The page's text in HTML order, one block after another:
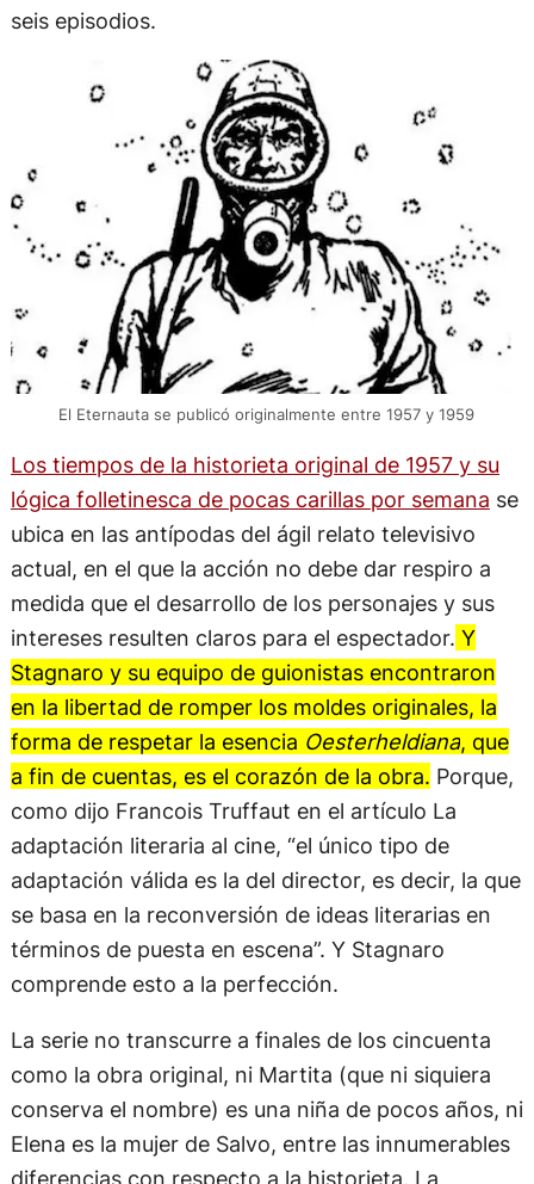
seis episodios.
El Eternauta se publicó originalmente entre 1957 y 1959
Los tiempos de la historieta original de 1957 y su
lógica folletinesca de pocas carillas por semana se
ubica en las antípodas del ágil relato televisivo
actual, en el que la acción no debe dar respiro a
medida que el desarrollo de los personajes y sus
intereses resulten claros para el espectador. Y
Stagnaro y su equipo de guionistas encontraron
en la libertad de romper los moldes originales, la
forma de respetar la esencia Oesterheldiana, que
a fin de cuentas, es el corazón de la obra. Porque,
como dijo Francois Truffaut en el artículo La
adaptación literaria al cine, “el único tipo de
adaptación válida es la del director, es decir, la que
se basa en la reconversión de ideas literarias en
términos de puesta en escena”. Y Stagnaro
comprende esto a la perfección.
La serie no transcurre a finales de los cincuenta
como la obra original, ni Martita (que ni siquiera
conserva el nombre) es una niña de pocos años, ni
Elena es la mujer de Salvo, entre las innumerables
diferencias con respecto a la historieta. La